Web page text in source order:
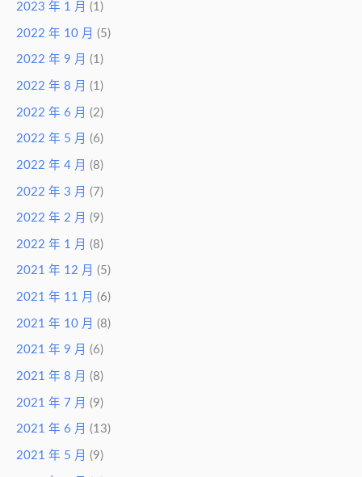
2023 年 1 月 (1)
2022 年 10 月 (5)
2022 年 9 月 (1)
2022 年 8 月 (1)
2022 年 6 月 (2)
2022 年 5 月 (6)
2022 年 4 月 (8)
2022 年 3 月 (7)
2022 年 2 月 (9)
2022 年 1 月 (8)
2021 年 12 月 (5)
2021 年 11 月 (6)
2021 年 10 月 (8)
2021 年 9 月 (6)
2021 年 8 月 (8)
2021 年 7 月 (9)
2021 年 6 月 (13)
2021 年 5 月 (9)